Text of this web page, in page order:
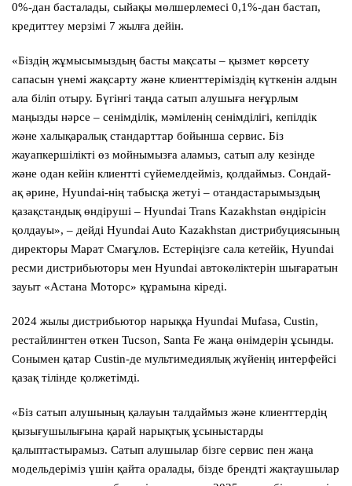
0%-дан басталады, сыйақы мөлшерлемесі 0,1%-дан бастап,
кредиттеу мерзімі 7 жылға дейін.
«Біздің жұмысымыздың басты мақсаты – қызмет көрсету
сапасын үнемі жақсарту және клиенттеріміздің күткенін алдын
ала біліп отыру. Бүгінгі таңда сатып алушыға неғұрлым
маңызды нәрсе – сенімділік, мәміленің сенімділігі, кепілдік
және халықаралық стандарттар бойынша сервис. Біз
жауапкершілікті өз мойнымызға аламыз, сатып алу кезінде
және одан кейін клиентті сүйемелдейміз, қолдаймыз. Сондай-
ақ әрине, Hyundai-нің табысқа жетуі – отандастарымыздың
қазақстандық өндіруші – Hyundai Trans Kazakhstan өндірісін
қолдауы», – дейді Hyundai Auto Kazakhstan дистрибуциясының
директоры Марат Смағұлов. Естеріңізге сала кетейік, Hyundai
ресми дистрибьюторы мен Hyundai автокөліктерін шығаратын
зауыт «Астана Моторс» құрамына кіреді.
2024 жылы дистрибьютор нарыққа Hyundai Mufasa, Custin,
рестайлингтен өткен Tucson, Santa Fe жаңа өнімдерін ұсынды.
Сонымен қатар Custin-де мультимедиялық жүйенің интерфейсі
қазақ тілінде қолжетімді.
«Біз сатып алушының қалауын талдаймыз және клиенттердің
қызығушылығына қарай нарықтық ұсыныстарды
қалыптастырамыз. Сатып алушылар бізге сервис пен жаңа
модельдеріміз үшін қайта оралады, бізде брендті жақтаушылар